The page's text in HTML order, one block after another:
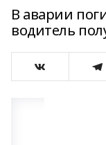
В аварии
водитель